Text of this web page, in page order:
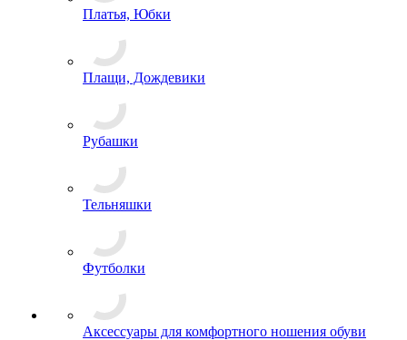
Платья, Юбки
Плащи, Дождевики
Рубашки
Тельняшки
Футболки
Аксессуары для комфортного ношения обуви